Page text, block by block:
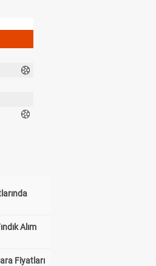
Alım
Fiyatları